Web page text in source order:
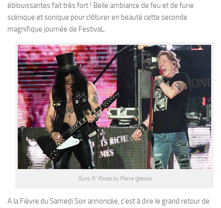
éblouissantes fait très fort ! Belle ambiance de feu et de furie
scénique et sonique pour clôturer en beauté cette seconde
magnifique journée de FestivaL.
Guns N’ Roses by Pierre Iglesias
A la Fièvre du Samedi Soir annoncée, c’est à dire le grand retour de